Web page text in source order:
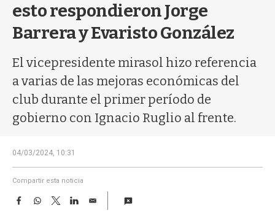
esto respondieron Jorge
Barrera y Evaristo González
El vicepresidente mirasol hizo referencia
a varias de las mejoras económicas del
club durante el primer período de
gobierno con Ignacio Ruglio al frente.
04/03/2024, 10:31
Compartir esta noticia
F
W
T
w
L
E